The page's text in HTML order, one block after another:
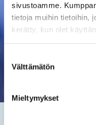
sivustoamme.
tietoja muihin tietoihin,
kerätty, kun olet
valinta
Välttämätön
Mieltymykset